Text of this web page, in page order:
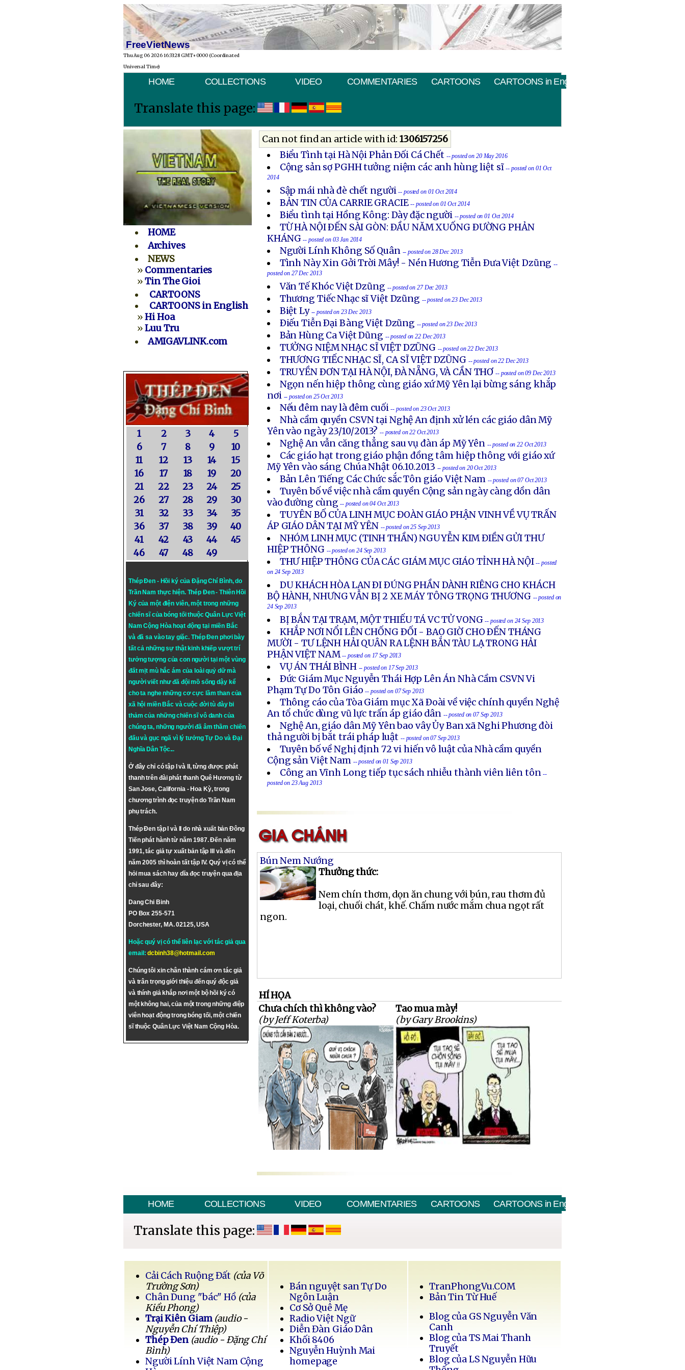
FreeVietNews
Thu Aug 06 2026 16:33:28 GMT+0000 (Coordinated
Universal Time)
HOME COLLECTIONS VIDEO COMMENTARIES CARTOONS CARTOONS in English
Translate this page:
HOME
Archives
NEWS
» Commentaries
»Tin The Gioi
CARTOONS
CARTOONS in English
»Hi Hoa
»Luu Tru
AMIGAVLINK.com
1 2 3 4
5
6
7 8 9
10
11
12 13 14
15
16
17 18 19
20
21
22 23 24
25
26
27 28 29
30
31
32 33 34
35
36
37 38 39
40
41
42 43 44
45
46
47 48 49
Thép Đen - Hồi ký của Đặng Chí Bình, do
Trần Nam thực hiện. Thép Đen- Thiên Hồi
Ký của một điện viên, một trong những
chiến sĩ của bóng tối thuộc Quân Lực Việt
Nam Cộng Hòa hoạt động tại miền Bắc
và đã sa vào tay giặc. Thép Đen phơi bày
tất cả những sự thật kinh khiếp vượt trí
tưởng tượng của con người tại một vùng
đất mịt mù hắc ám của loài quỷ dữ mà
người viết như đã đội mồ sống dậy kể
cho ta nghe những cơ cực lầm than của
xã hội miền Bắc và cuộc đời tù đày bi
thảm của những chiến sĩ vô danh của
chúng ta, những người đã âm thầm chiến
đấu và gục ngã vì lý tưởngTự DovàĐại
Nghĩa Dân Tộc...
Ở đây chỉ có tập I và II, từng được phát
thanh trên đài phát thanh Quê Hương từ
San Jose, California - Hoa Kỳ, trong
chương trình đọc truyện do Trần Nam
phụ trách.
Thép Đen tập I và II do nhà xuất bản Đông
Tiến phát hành từ năm 1987. Đến năm
1991, tác giả tự xuất bản tập III và đến
năm 2005 thì hoàn tất tập IV. Quý vị có thể
hỏi mua sách hay dĩa đọc truyện qua địa
chỉ sau đây:
Dang Chi Binh
PO Box 255-571
Dorchester, MA. 02125, USA
Hoặc quý vị có thể liên lạc với tác giả qua
email:dcbinh38@hotmail.com
Chúng tôi xin chân thành cám ơn tác giả
và trân trọng giới thiệu đến quý độc giả
và thính giả khắp nơi một bộ hồi ký có
một không hai, của một trong những điệp
viên hoạt động trong bóng tối, một chiến
sĩ thuộc Quân Lực Việt Nam Cộng Hòa.
Can not find an article with id: 1306157256
Biểu Tình tại Hà Nội Phản Đối Cá Chết -- posted on 20 May 2016
Cộng sản sợ PGHH tưởng niệm các anh hùng liệt sĩ -- posted on 01 Oct
2014
Sập mái nhà đè chết người -- posted on 01 Oct 2014
BẢN TIN CỦA CARRIE GRACIE-- posted on 01 Oct 2014
Biểu tình tại Hồng Kông: Dày đặc người -- posted on 01 Oct 2014
TỪ HÀ NỘI ÐẾN SÀI GÒN: ÐẦU NĂM XUỐNG ÐƯỜNG PHẢN
KHÁNG-- posted on 03 Jan 2014
Người Lính Không Số Quân -- posted on 28 Dec 2013
Tình Này Xin Gởi Trời Mây! - Nén Hương Tiễn Ðưa Việt Dzũng --
posted on 27 Dec 2013
Văn Tế Khóc Việt Dzũng -- posted on 27 Dec 2013
Thương Tiếc Nhạc sĩ Việt Dzũng -- posted on 23 Dec 2013
Biệt Ly -- posted on 23 Dec 2013
Ðiếu Tiễn Ðại Bàng Việt Dzũng -- posted on 23 Dec 2013
Bản Hùng Ca Việt Dũng -- posted on 22 Dec 2013
TƯỞNG NIỆM NHẠC SĨ VIỆT DZŨNG -- posted on 22 Dec 2013
THƯƠNG TIẾC NHẠC SĨ, CA SĨ VIỆT DZŨNG -- posted on 22 Dec 2013
TRUYỀN ÐƠN TẠI HÀ NỘI, ÐÀ NẴNG, VÀ CẦN THƠ -- posted on 09 Dec 2013
Ngọn nến hiệp thông cùng giáo xứ Mỹ Yên lại bừng sáng khắp
nơi -- posted on 25 Oct 2013
Nếu đêm nay là đêm cuối -- posted on 23 Oct 2013
Nhà cầm quyền CSVN tại Nghệ An định xử lén các giáo dân Mỹ
Yên vào ngày 23/10/2013?-- posted on 22 Oct 2013
Nghệ An vẫn căng thẳng sau vụ đàn áp Mỹ Yên -- posted on 22 Oct 2013
Các giáo hạt trong giáo phận đồng tâm hiệp thông với giáo xứ
Mỹ Yên vào sáng Chúa Nhật 06.10.2013 -- posted on 20 Oct 2013
Bản Lên Tiếng Các Chức sắc Tôn giáo Việt Nam -- posted on 07 Oct 2013
Tuyên bố về việc nhà cầm quyền Cộng sản ngày càng dồn dân
vào đường cùng -- posted on 04 Oct 2013
TUYÊN BỐ CỦA LINH MỤC ĐOÀN GIÁO PHẬN VINH VỀ VỤ TRẤN
ÁP GIÁO DÂN TẠI MỸ YÊN -- posted on 25 Sep 2013
NHÓM LINH MỤC (TINH THẦN) NGUYỄN KIM ĐIỀN GỬI THƯ
HIỆP THÔNG -- posted on 24 Sep 2013
THƯ HIỆP THÔNG CỦA CÁC GIÁM MỤC GIÁO TỈNH HÀ NỘI -- posted
on 24 Sep 2013
DU KHÁCH HÒA LAN ÐI ÐÚNG PHẦN DÀNH RIÊNG CHO KHÁCH
BỘ HÀNH, NHƯNG VẪN BỊ 2 XE MÁY TÔNG TRỌNG THƯƠNG -- posted on
24 Sep 2013
BỊ BẮN TẠI TRẠM, MỘT THIẾU TÁ VC TỬ VONG -- posted on 24 Sep 2013
KHẮP NƠI NỔI LÊN CHỐNG ÐỐI - BAO GIỜ CHO ÐẾN THÁNG
MƯỜI - TƯ LỆNH HẢI QUÂN RA LỆNH BẮN TÀU LẠ TRONG HẢI
PHẬN VIỆT NAM-- posted on 17 Sep 2013
VỤ ÁN THÁI BÌNH -- posted on 17 Sep 2013
Ðức Giám Mục Nguyễn Thái Hợp Lên Án Nhà Cầm CSVN Vi
Phạm Tự Do Tôn Giáo -- posted on 07 Sep 2013
Thông cáo của Tòa Giám mục Xã Ðoài về việc chính quyền Nghệ
An tổ chức dùng vũ lực trấn áp giáo dân -- posted on 07 Sep 2013
Nghệ An, giáo dân Mỹ Yên bao vây Ủy Ban xã Nghi Phương đòi
thả người bị bắt trái pháp luật -- posted on 07 Sep 2013
Tuyên bố về Nghị định 72 vi hiến vô luật của Nhà cầm quyền
Cộng sản Việt Nam -- posted on 01 Sep 2013
Công an Vĩnh Long tiếp tục sách nhiễu thành viên liên tôn --
posted on 23 Aug 2013
Bún Nem Nướng
Thưởng thức:
Nem chín thơm, dọn ăn chung với bún, rau thơm đủ
loại, chuối chát, khế. Chấm nước mắm chua ngọt rất
ngon.
HÍ HỌA
Chưa chích thì không vào?
(by Jeff Koterba)
Tao mua mày!
(by Gary Brookins)
HOME COLLECTIONS VIDEO COMMENTARIES CARTOONS CARTOONS in English
Translate this page:
Cải Cách Ruộng Đất (của Võ
Trường Sơn)
Chân Dung "bác" Hồ (của
Kiều Phong)
Trại Kiên Giam (audio -
Nguyễn Chí Thiệp)
Thép Đen (audio - Đặng Chí
Bình)
Người Lính Việt Nam Cộng
Bán nguyệt san Tự Do
Ngôn Luận
Cơ Sở Quê Mẹ
Radio Việt Ngữ
Diễn Đàn Giáo Dân
Khối 8406
Nguyễn Huỳnh Mai
homepage
TranPhongVu.COM
Bản Tin Từ Huế
Blog của GS Nguyễn Văn
Canh
Blog của TS Mai Thanh
Truyết
Blog của LS Nguyễn Hữu